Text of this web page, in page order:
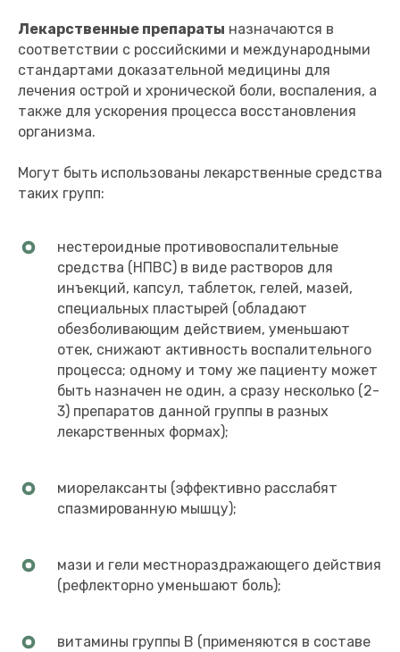
Лекарственные препараты назначаются в
соответствии с российскими и международными
стандартами доказательной медицины для
лечения острой и хронической боли, воспаления, а
также для ускорения процесса восстановления
организма.
Могут быть использованы лекарственные средства
таких групп:
нестероидные противовоспалительные
средства (НПВС) в виде растворов для
инъекций, капсул, таблеток, гелей, мазей,
специальных пластырей (обладают
обезболивающим действием, уменьшают
отек, снижают активность воспалительного
процесса; одному и тому же пациенту может
быть назначен не один, а сразу несколько (2-
3) препаратов данной группы в разных
лекарственных формах);
миорелаксанты (эффективно расслабят
спазмированную мышцу);
мази и гели местнораздражающего действия
(рефлекторно уменьшают боль);
витамины группы В (применяются в составе